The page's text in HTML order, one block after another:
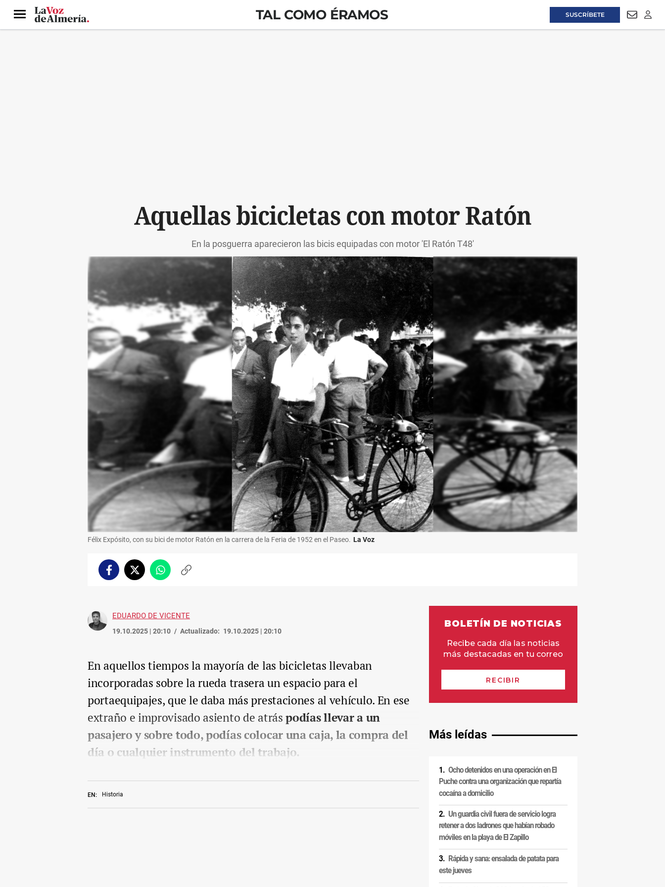
SUSCRÍBETE
Menú TAL COMO ÉRAMOS
Aquellas bicicletas con motor Ratón
En la posguerra aparecieron las bicis equipadas con motor 'El Ratón T48'
Félix Expósito, con su bici de motor Ratón en la carrera de la Feria de 1952 en el Paseo. La Voz
FacebookTwitterWhatsappCopiar
EDUARDO DE VICENTE
19.10.2025 | 20:10 Actualizado: 19.10.2025 | 20:10
EN: Historia
En aquellos tiempos la mayoría de las bicicletas llevaban
incorporadas sobre la rueda trasera un espacio para el
portaequipajes, que le daba más prestaciones al vehículo. En ese
extraño e improvisado asiento de atráspodías llevar a un
pasajero y sobre todo, podías colocar una caja, la compra del
día o cualquier instrumento del trabajo.
Más leídas
Ocho detenidos en una operación en El
Puche contra una organización que repartía
cocaína a domicilio
Un guardia civil fuera de servicio logra
retener a dos ladrones que habían robado
móviles en la playa de El Zapillo
Rápida y sana: ensalada de patata para
este jueves